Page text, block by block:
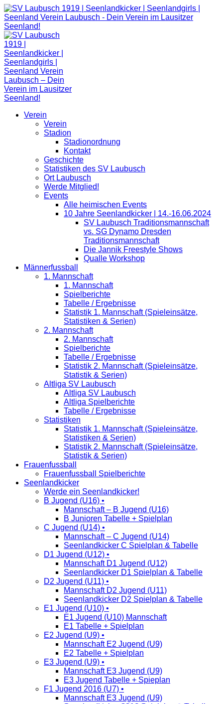
Zum
Inhalt
springen
Verein
Verein
Stadion
Stadionordnung
Kontakt
Geschichte
Statistiken des SV Laubusch
Ort Laubusch
Werde Mitglied!
Events
Alle heimischen Events
10 Jahre Seenlandkicker | 14.-16.06.2024
SV Laubusch Traditionsmannschaft
vs. SG Dynamo Dresden
Traditionsmannschaft
Die Jannik Freestyle Shows
Qualle Workshop
Männerfussball
1. Mannschaft
1. Mannschaft
Spielberichte
Tabelle / Ergebnisse
Statistik 1. Mannschaft (Spieleinsätze,
Statistiken & Serien)
2. Mannschaft
2. Mannschaft
Spielberichte
Tabelle / Ergebnisse
Statistik 2. Mannschaft (Spieleinsätze,
Statistik & Serien)
Altliga SV Laubusch
Altliga SV Laubusch
Altliga Spielberichte
Tabelle / Ergebnisse
Statistiken
Statistik 1. Mannschaft (Spieleinsätze,
Statistiken & Serien)
Statistik 2. Mannschaft (Spieleinsätze,
Statistik & Serien)
Frauenfussball
Frauenfussball Spielberichte
Seenlandkicker
Werde ein Seenlandkicker!
B Jugend (U16) •
Mannschaft – B Jugend (U16)
B Junioren Tabelle + Spielplan
C Jugend (U14) •
Mannschaft – C Jugend (U14)
Seenlandkicker C Spielplan & Tabelle
D1 Jugend (U12) •
Mannschaft D1 Jugend (U12)
Seenlandkicker D1 Spielplan & Tabelle
D2 Jugend (U11) •
Mannschaft D2 Jugend (U11)
Seenlandkicker D2 Spielplan & Tabelle
E1 Jugend (U10) •
E1 Jugend (U10) Mannschaft
E1 Tabelle + Spielplan
E2 Jugend (U9) •
Mannschaft E2 Jugend (U9)
E2 Tabelle + Spielplan
E3 Jugend (U9) •
Mannschaft E3 Jugend (U9)
E3 Jugend Tabelle + Spieplan
F1 Jugend 2016 (U7) •
Mannschaft E3 Jugend (U9)